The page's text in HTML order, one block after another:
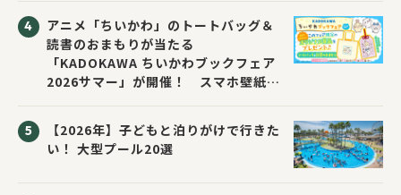
アニメ「ちいかわ」のトートバッグ＆
読書のおまもりが当たる
「KADOKAWA ちいかわブックフェア
2026サマー」が開催！ スマホ壁紙は
【2026年】子どもと泊りがけで行きた
い！ 大型プール20選